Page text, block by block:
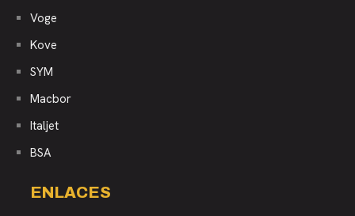
Voge
Kove
SYM
Macbor
Italjet
BSA
ENLACES